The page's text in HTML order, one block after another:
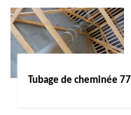
Tubage de cheminée 77